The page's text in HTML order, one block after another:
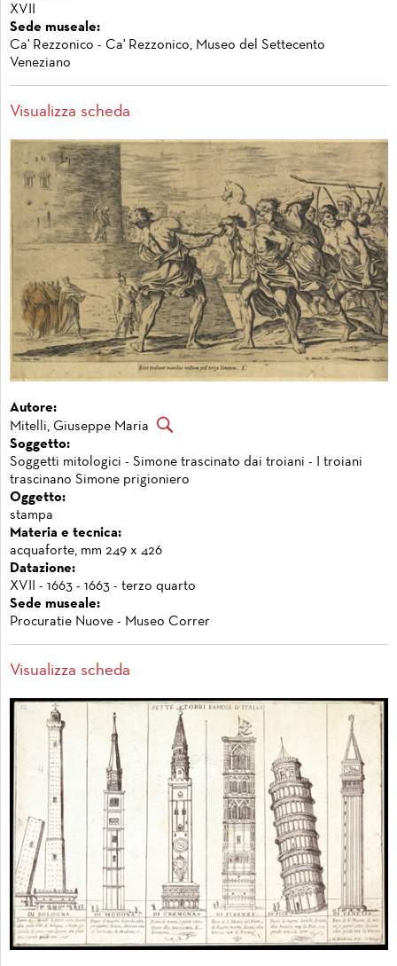
XVII
Sede museale:
Ca' Rezzonico - Ca' Rezzonico, Museo del Settecento
Veneziano
Visualizza scheda
Autore:
Mitelli, Giuseppe Maria
Soggetto:
Soggetti mitologici - Simone trascinato dai troiani - I troiani
trascinano Simone prigioniero
Oggetto:
stampa
Materia e tecnica:
acquaforte, mm 249 x 426
Datazione:
XVII - 1663 - 1663 - terzo quarto
Sede museale:
Procuratie Nuove - Museo Correr
Visualizza scheda